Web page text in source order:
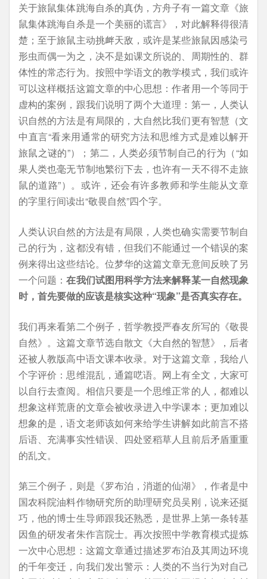
关于旅鼠集体跳海自杀的真伪，方舟子有一篇文章《旅
鼠集体跳海自杀是一个美丽的谎言》，对此解释得很清
楚；至于旅鼠主动挑衅天敌，或许是某些旅鼠因感染弓
形虫而偶一为之，决不是如课文所说的、周期性的、群
体性的常态行为。按照中学语文的教学模式，我们或许
可以这样概括这篇文章的中心思想：作者用一个等同于
虚构的案例，跟我们说明了两个大道理：第一，人类认
识自然的方法是有局限的，大自然比我们更有智慧（文
中直言“看来用通常的研究方法和思维方式是难以解开
旅鼠之谜的”）；第二，人类必须节制自己的行为（“如
果人类也毫无节制地繁衍下去，也许有一天不得不走旅
鼠的道路”）。或许，还会有许多教师和学生能从文章
的字里行间读出“敬畏自然”四个字。
人类认识自然的方法是有局限，人类也确实需要节制自
己的行为，这都没有错，但我们不能通过一个错误的案
例来得出这些结论。位梦华的这篇文章无意间反映了另
一个问题：在我们试图用科学方法来解释某一自然现象
时，首先要做的应该是核实这种“现象”是否真实存在。
我们再来看第二个例子，哲学教授严春友所写的《敬畏
自然》。这篇文章节选自散文《大自然的智慧》，后者
还被人教版高中语文课本收录。对于这篇文章，我给八
个字评价：思维混乱，通篇呓语。网上有全文，大家可
以自行去查阅。相信只要是一个思维正常的人，都难以
想象这样荒唐的文章会被收录进入中学课本；更加难以
想象的是，语文老师该如何来给学生讲解如此前言不搭
后语、充满事实性错误、四处竖稻草人且前后矛盾重重
的乱文。
第三个例子，则是《罗布泊，消逝的仙湖》，作者是中
国农科院油料作物研究所的助理研究员吴刚，说来还挺
巧，他的博士生导师跟我还熟悉，是世界上第一条转基
因鱼的研发者朱作言院士。再次按照中学教育模式提炼
一次中心思想：这篇文章通过描述罗布泊及其周边环境
的千年变迁，向我们发出警示：人类的不当行为对自己